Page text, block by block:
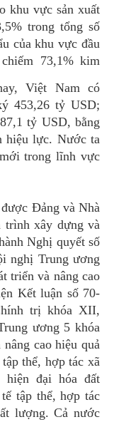
khu vực sản xuất
trong tổng số
của khu vực đầu
73,1% kim
Việt Nam có
453,26 tỷ USD;
tỷ USD, bằng
hiệu lực. Nước ta
trong lĩnh vực
Đảng và Nhà
trình xây dựng và
Nghị quyết số
nghị Trung ương
triển và nâng cao
Kết luận số 70-
trị khóa XII,
ương 5 khóa
cao hiệu quả
thể, hợp tác xã
hiện đại hóa đất
tập thể, hợp tác
lượng. Cả nước